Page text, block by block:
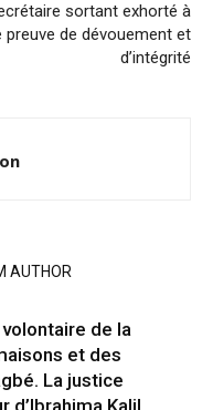
sortant exhorté à
preuve de dévouement et
d’intégrité
AUTHOR
de la
et des
La justice